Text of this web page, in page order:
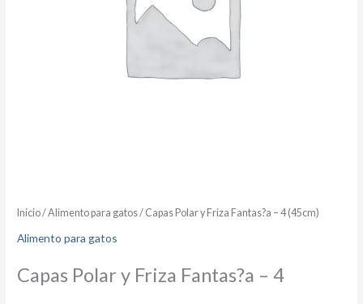
Inicio/Alimento para gatos/ Capas Polar y Friza Fantas?a – 4 (45cm)
Alimento para gatos
Capas Polar y Friza Fantas?a – 4